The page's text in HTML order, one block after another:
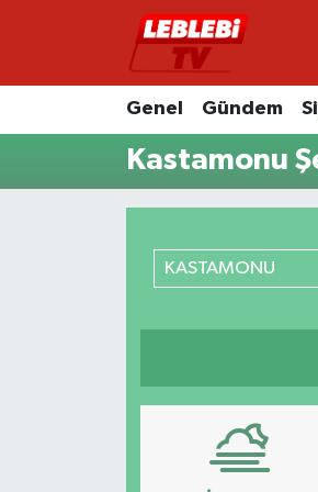
Genel Gündem
Kastamonu
KASTAMONU
Hava Durumu
Çorum Namaz Vakitleri
Trafik Durumu
Süper Lig Puan Durumu ve